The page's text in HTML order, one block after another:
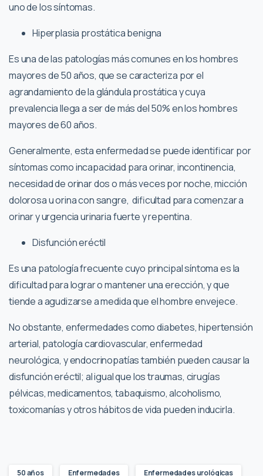
uno de los síntomas.
Hiperplasia prostática benigna
Es una de las patologías más comunes en los hombres
mayores de 50 años, que se caracteriza por el
agrandamiento de la glándula prostática y cuya
prevalencia llega a ser de más del 50% en los hombres
mayores de 60 años.
Generalmente, esta enfermedad se puede identificar por
síntomas como incapacidad para orinar, incontinencia,
necesidad de orinar dos o más veces por noche, micción
dolorosa u orina con sangre, dificultad para comenzar a
orinar y urgencia urinaria fuerte y repentina.
Disfunción eréctil
Es una patología frecuente cuyo principal síntoma es la
dificultad para lograr o mantener una erección, y que
tiende a agudizarse a medida que el hombre envejece.
No obstante, enfermedades como diabetes, hipertensión
arterial, patología cardiovascular, enfermedad
neurológica, y endocrinopatías también pueden causar la
disfunción eréctil; al igual que los traumas, cirugías
pélvicas, medicamentos, tabaquismo, alcoholismo,
toxicomanías y otros hábitos de vida pueden inducirla.
50 años Enfermedades Enfermedades urológicas